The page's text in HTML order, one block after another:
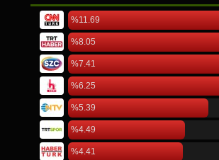
%11.69
%8.05
%7.41
%6.25
%5.39
%4.49
%4.41